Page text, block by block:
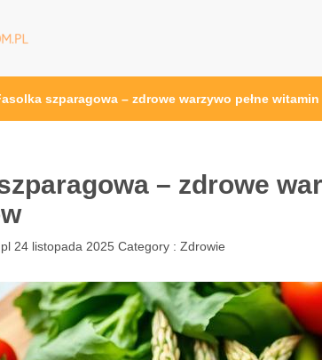
szparagowa – zdrowe warzywo pełne witamin
– zdrowe
24 listopada 2025 Category : Zdrowie